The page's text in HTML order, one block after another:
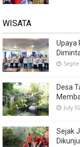
WISATA
Upaya
Desa
July
Sejak